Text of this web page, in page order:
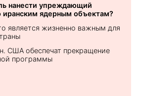
нанести упреждающий
ядерным объектам?
является жизненно важным для
США обеспечат прекращение
программы